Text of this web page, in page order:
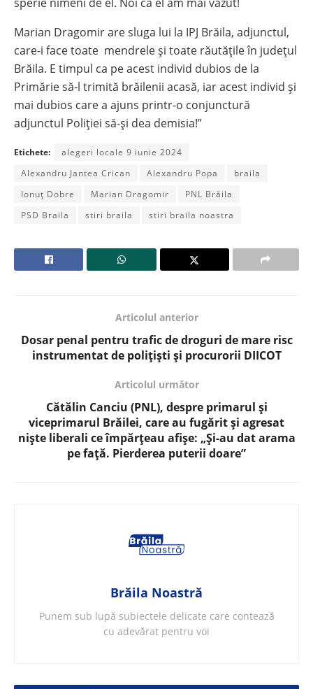
Marian Dragomir are sluga lui la IPJ Brăila, adjunctul,
care-i face toate mendrele și toate răutățile în județul
Brăila. E timpul ca pe acest individ dubios de la
Primărie să-l trimită brăilenii acasă, iar acest individ și
mai dubios care a ajuns printr-o conjunctură
adjunctul Poliției să-și dea demisia!”
Etichete:
alegeri locale 9 iunie 2024
Alexandru Jantea Crican
Alexandru Popa
braila
Ionuț Dobre
Marian Dragomir
PNL Brăila
PSD Braila
stiri braila stiri braila noastra
Articolul anterior
Dosar penal pentru trafic de droguri de mare risc
instrumentat de polițiști și procurorii DIICOT
Articolul următor
Cătălin Canciu (PNL), despre primarul și
viceprimarul Brăilei, care au fugărit și agresat
niște liberali ce împărțeau afișe: „Și-au dat arama
pe față. Pierderea puterii doare”
Brăila Noastră
Punem sub lupă subiectele delicate care contează
cu adevărat pentru voi